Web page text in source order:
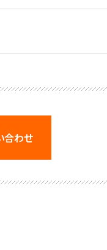
合わせ